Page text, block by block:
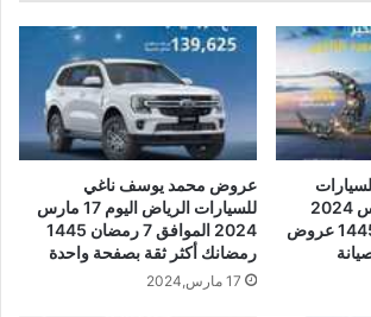
الرياض اليوم 30 مارس 2024
الموافق 20 رمضان 1445 عروض
عروض محمد يوسف ناغي
للسيارات الرياض اليوم 17 مارس
2024 الموافق 7 رمضان 1445
رمضانك أكثر ثقة بصفحة واحدة
17 مارس,2024